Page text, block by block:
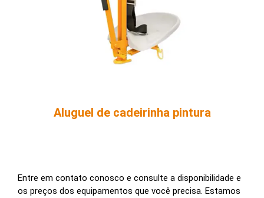
Aluguel de cadeirinha pintura
Entre em contato conosco e consulte a disponibilidade e
os preços dos equipamentos que você precisa. Estamos